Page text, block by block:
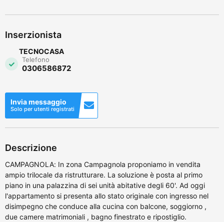
Inserzionista
TECNOCASA
Telefono
0306586872
Invia messaggio
Solo per utenti registrati
Descrizione
CAMPAGNOLA: In zona Campagnola proponiamo in vendita
ampio trilocale da ristrutturare. La soluzione è posta al primo
piano in una palazzina di sei unità abitative degli 60'. Ad oggi
l'appartamento si presenta allo stato originale con ingresso nel
disimpegno che conduce alla cucina con balcone, soggiorno ,
due camere matrimoniali , bagno finestrato e ripostiglio.